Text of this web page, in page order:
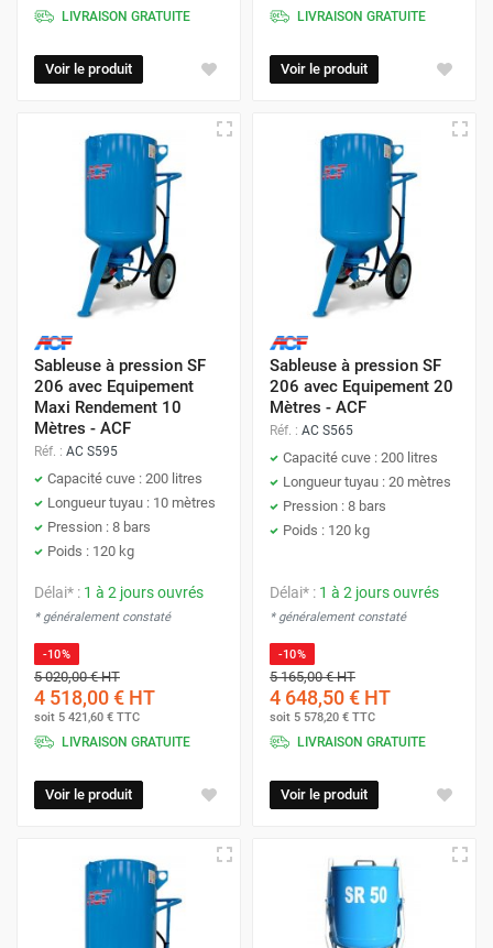
LIVRAISON GRATUITE
Voir le produit
LIVRAISON GRATUITE
Voir le produit
Sableuse à pression SF
206 avec Equipement
Maxi Rendement 10
Mètres - ACF
Réf. : AC S595
Capacité cuve : 200 litres
Longueur tuyau : 10 mètres
Pression : 8 bars
Poids : 120 kg
Délai* : 1 à 2 jours ouvrés
* généralement constaté
-10%
5 020,00 €HT
4 518,00 € HT
soit 5 421,60 € TTC
LIVRAISON GRATUITE
Voir le produit
Sableuse à pression SF
206 avec Equipement 20
Mètres - ACF
Réf. : AC S565
Capacité cuve : 200 litres
Longueur tuyau : 20 mètres
Pression : 8 bars
Poids : 120 kg
Délai* : 1 à 2 jours ouvrés
* généralement constaté
-10%
5 165,00 €HT
4 648,50 € HT
soit 5 578,20 € TTC
LIVRAISON GRATUITE
Voir le produit